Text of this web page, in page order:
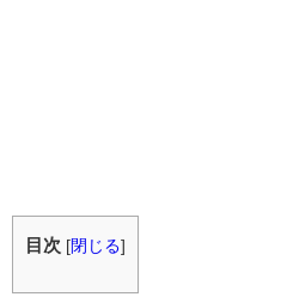
目次 [閉じる]